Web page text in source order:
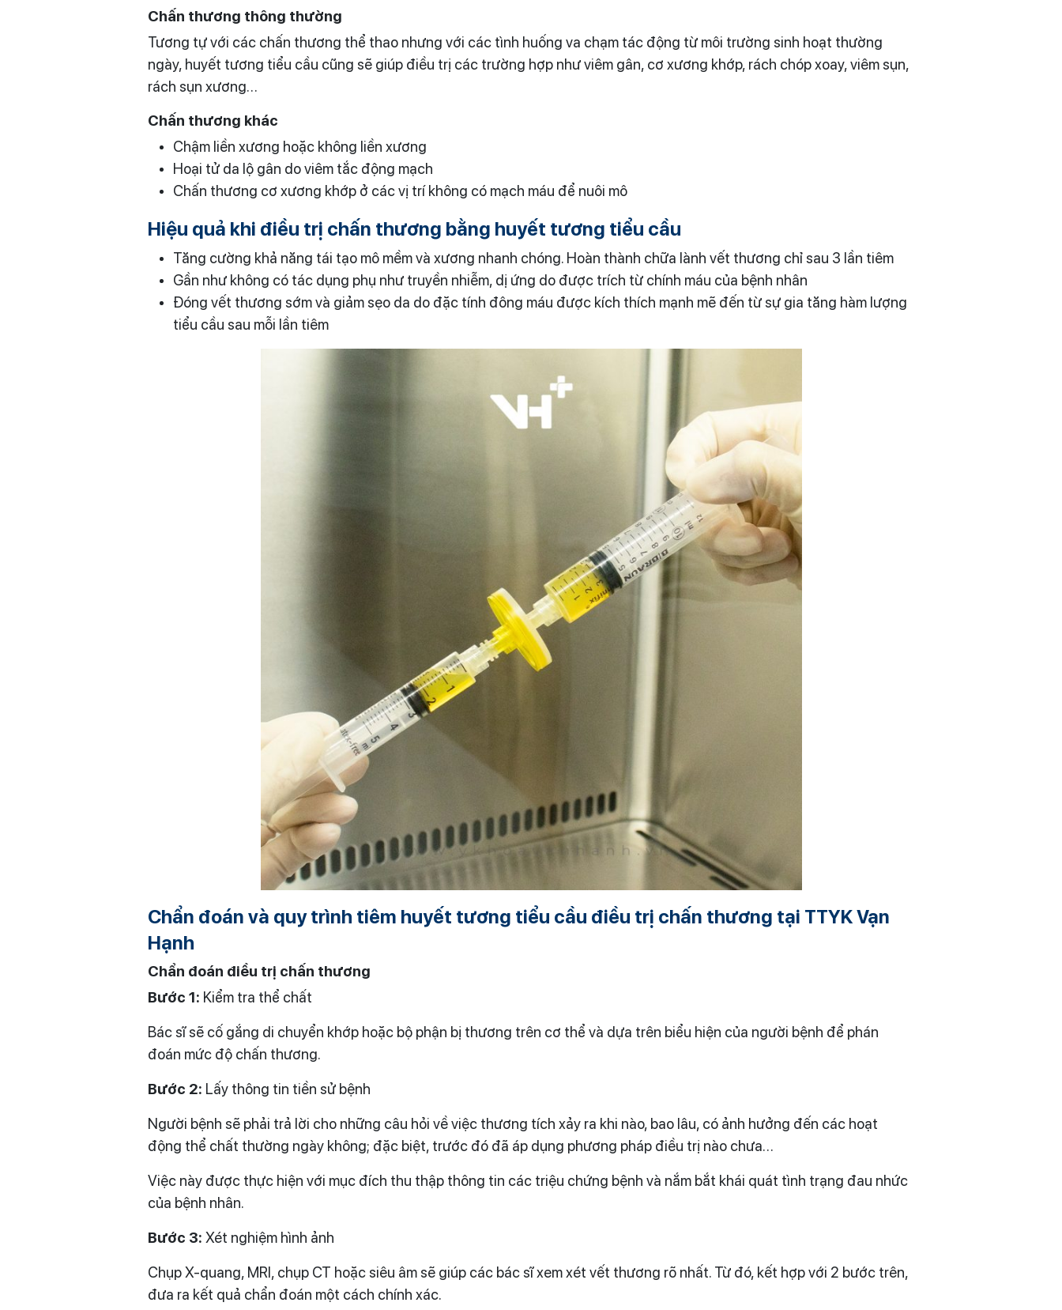
Chấn thương thông thường
Tương tự với các chấn thương thể thao nhưng với các tình huống va chạm tác động từ môi trường sinh hoạt thường
ngày, huyết tương tiểu cầu cũng sẽ giúp điều trị các trường hợp như viêm gân, cơ xương khớp, rách chóp xoay, viêm sụn,
rách sụn xương…
Chấn thương khác
Chậm liền xương hoặc không liền xương
Hoại tử da lộ gân do viêm tắc động mạch
Chấn thương cơ xương khớp ở các vị trí không có mạch máu để nuôi mô
Hiệu quả khi điều trị chấn thương bằng huyết tương tiểu cầu
Tăng cường khả năng tái tạo mô mềm và xương nhanh chóng. Hoàn thành chữa lành vết thương chỉ sau 3 lần tiêm
Gần như không có tác dụng phụ như truyền nhiễm, dị ứng do được trích từ chính máu của bệnh nhân
Đóng vết thương sớm và giảm sẹo da do đặc tính đông máu được kích thích mạnh mẽ đến từ sự gia tăng hàm lượng
tiểu cầu sau mỗi lần tiêm
Chẩn đoán và quy trình tiêm huyết tương tiểu cầu điều trị chấn thương tại TTYK Vạn
Hạnh
Chẩn đoán điều trị chấn thương
Bước 1: Kiểm tra thể chất
Bác sĩ sẽ cố gắng di chuyển khớp hoặc bộ phận bị thương trên cơ thể và dựa trên biểu hiện của người bệnh để phán
đoán mức độ chấn thương.
Bước 2: Lấy thông tin tiền sử bệnh
Người bệnh sẽ phải trả lời cho những câu hỏi về việc thương tích xảy ra khi nào, bao lâu, có ảnh hưởng đến các hoạt
động thể chất thường ngày không; đặc biệt, trước đó đã áp dụng phương pháp điều trị nào chưa…
Việc này được thực hiện với mục đích thu thập thông tin các triệu chứng bệnh và nắm bắt khái quát tình trạng đau nhức
của bệnh nhân.
Bước 3: Xét nghiệm hình ảnh
Chụp X-quang, MRI, chụp CT hoặc siêu âm sẽ giúp các bác sĩ xem xét vết thương rõ nhất. Từ đó, kết hợp với 2 bước trên,
đưa ra kết quả chẩn đoán một cách chính xác.